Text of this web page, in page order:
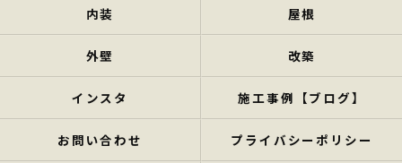
内装 屋根
外壁 改築
インスタ 施工事例【ブログ】
お問い合わせ プライバシーポリシー